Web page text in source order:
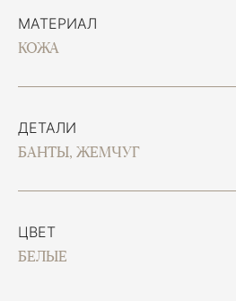
МАТЕРИАЛ
КОЖА
ДЕТАЛИ
БАНТЫ, ЖЕМЧУГ
ЦВЕТ
БЕЛЫЕ